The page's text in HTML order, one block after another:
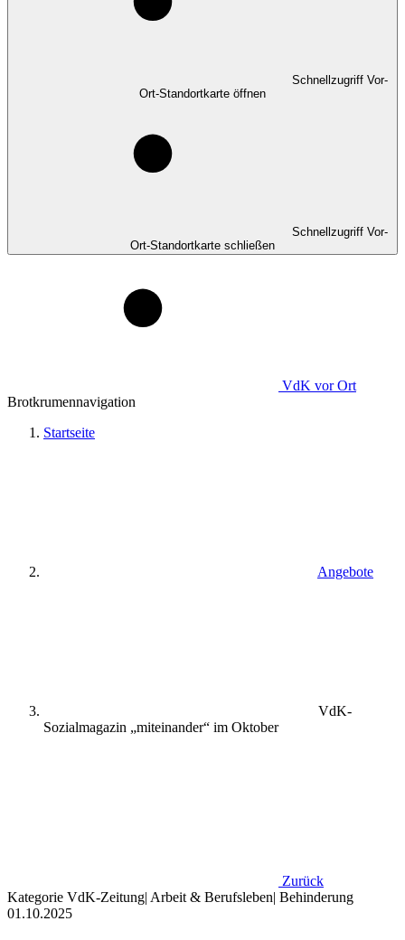
Schnellzugriff Vor-
Ort-Standortkarte öffnen
Schnellzugriff Vor-
Ort-Standortkarte schließen
VdK vor Ort
Brotkrumennavigation
Startseite
Angebote
VdK-
Sozialmagazin „miteinander“ im Oktober
Zurück
Kategorie VdK-Zeitung| Arbeit & Berufsleben| Behinderung
01.10.2025